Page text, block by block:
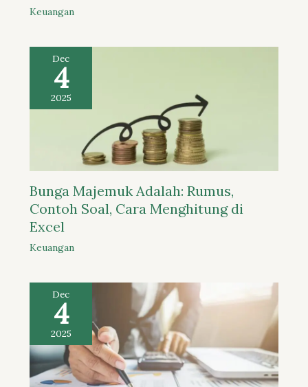
Keuangan
Dec
4
2025
Bunga Majemuk Adalah: Rumus,
Contoh Soal, Cara Menghitung di
Excel
Keuangan
Dec
4
2025